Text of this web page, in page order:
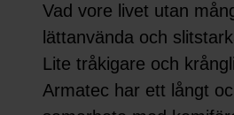
Vad vore livet utan
lättanvända och
Lite tråkigare och
Armatec har ett långt